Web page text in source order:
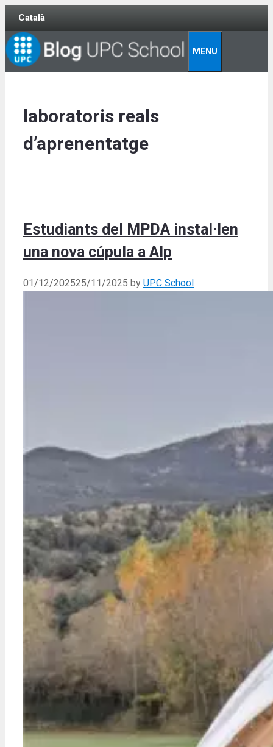
Skip
content
Català
MENU
laboratoris reals
d’aprenentatge
Estudiants del MPDA instal·len
una nova cúpula a Alp
01/12/202525/11/2025 by UPC School